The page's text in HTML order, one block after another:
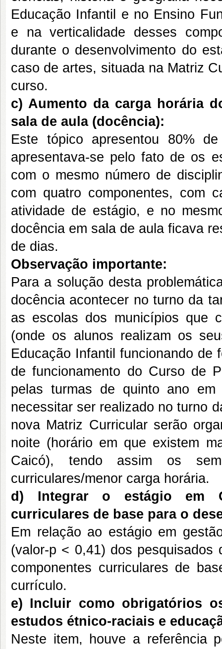
Educação Infantil e no Ensino
e na verticalidade desses
durante o desenvolvimento do
caso de artes, situada na Matriz
curso.
c) Aumento da carga horária
sala de aula (docência):
Este tópico apresentou 80%
apresentava-se pelo fato de os
com o mesmo número de
com quatro componentes, com
atividade de estágio, e no
docência em sala de aula ficava
de dias.
Observação importante:
Para a solução desta
docência acontecer no turno da
as escolas dos municípios que
(onde os alunos realizam os
Educação Infantil funcionando de
de funcionamento do Curso de
pelas turmas de quinto ano
necessitar ser realizado no turno
nova Matriz Curricular serão
noite (horário em que existem
Caicó), tendo assim os
curriculares/menor carga horária.
d) Integrar o estágio em
curriculares de base para o
Em relação ao estágio em
(valor-p < 0,41) dos
componentes curriculares de
currículo.
e) Incluir como obrigatórios
estudos étnico-raciais e
Neste item, houve a referência